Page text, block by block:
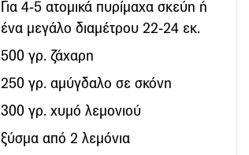
Για 4-5 ατομικά πυρίμαχα σκεύη ή
ένα μεγάλο διαμέτρου 22-24 εκ.
500 γρ. ζάχαρη
250 γρ. αμύγδαλο σε σκόνη
300 γρ. χυμό λεμονιού
ξύσμα από 2 λεμόνια